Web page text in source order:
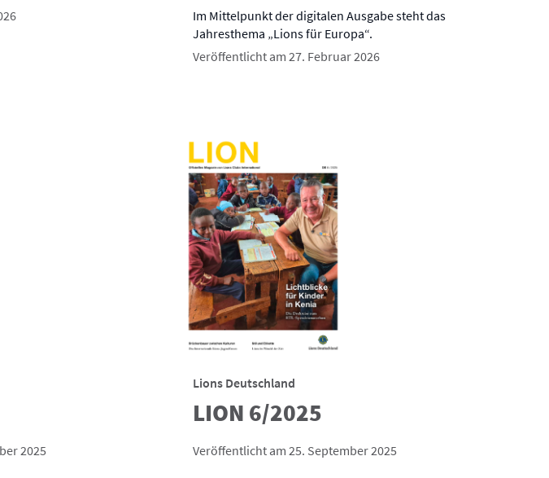
Im Mittelpunkt der digitalen Ausgabe steht das
Jahresthema „Lions für Europa“.
Veröffentlicht am 27. Februar 2026
2025
Lions Deutschland
LION 6/2025
Veröffentlicht am 25. September 2025